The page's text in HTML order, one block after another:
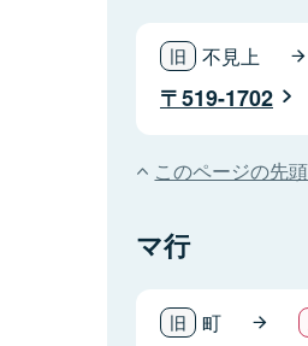
不見上
519-1702
このページの先
マ行
町